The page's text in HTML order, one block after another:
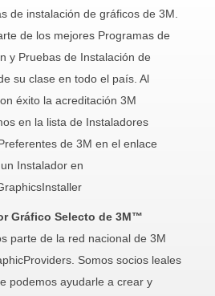
de instalación de gráficos de 3M.
de los mejores Programas de
y Pruebas de Instalación de
su clase en todo el país. Al
éxito la acreditación 3M
en la lista de Instaladores
de 3M en el enlace
Instalador en
Gráfico Selecto de 3M™
parte de la red nacional de 3M
Somos socios leales
podemos ayudarle a crear y